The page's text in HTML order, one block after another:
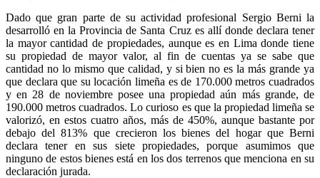
Dado que gran parte de su actividad profesional Sergio Berni la
desarrolló en la Provincia de Santa Cruz es allí donde declara tener
la mayor cantidad de propiedades, aunque es en Lima donde tiene
su propiedad de mayor valor, al fin de cuentas ya se sabe que
cantidad no lo mismo que calidad, y si bien no es la más grande ya
que declara que su locación limeña es de 170.000 metros cuadrados
y en 28 de noviembre posee una propiedad aún más grande, de
190.000 metros cuadrados. Lo curioso es que la propiedad limeña se
valorizó, en estos cuatro años, más de 450%, aunque bastante por
debajo del 813% que crecieron los bienes del hogar que Berni
declara tener en sus siete propiedades, porque asumimos que
ninguno de estos bienes está en los dos terrenos que menciona en su
declaración jurada.